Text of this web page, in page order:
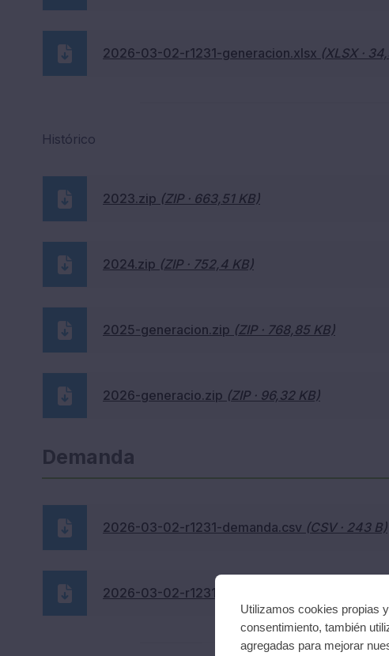
2026-03-02-r1231-generacion.xlsx (XLSX ·
Histórico
2023.zip (ZIP · 663,51 KB)
2024.zip (ZIP · 752,4 KB)
2025-generacion.zip (ZIP · 768,85 KB)
2026-generacio.zip (ZIP · 96,32 KB)
Demanda
2026-03-02-r1231-demanda.csv (CSV · 243 B)
2026-03-02-r1231-demanda.xlsx
Utilizamos cookies propias
consentimiento, también
agregadas para mejorar